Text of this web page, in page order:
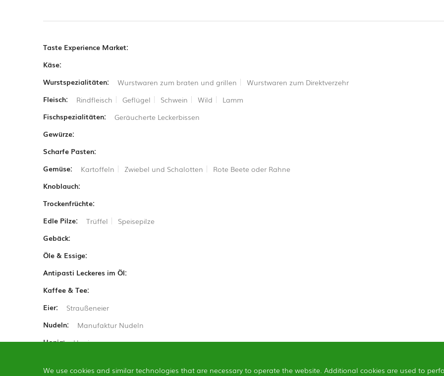
We use cookies and similar technologies that are necessary to operate the website. Additional cookies are used to
Taste Experience Market:
Käse:
Wurstspezialitäten:
Wurstwaren zum braten und grillen
Wurstwaren zum Direktverzehr
Fleisch:
Rindfleisch Geflügel Schwein Wild
Lamm
Fischspezialitäten:
Geräucherte Leckerbissen
Gewürze:
Scharfe Pasten:
Gemüse:
Kartoffeln Zwiebel und Schalotten
Rote Beete oder Rahne
Knoblauch:
Trockenfrüchte:
Edle Pilze:
Trüffel
Speisepilze
Gebäck:
Öle & Essige:
Antipasti Leckeres im Öl:
Kaffee & Tee:
Eier:
Straußeneier
Nudeln:
Manufaktur Nudeln
Honig:
Honig